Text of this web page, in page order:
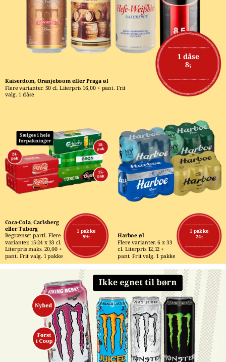
1 dåse
8,-
Kaiserdom, Oranjeboom eller Praga øl
Flere varianter. 50 cl. Literpris 16,00 + pant. Frit
valg. 1 dåse
1 pakke
99,-
Coca-Cola, Carlsberg
eller Tuborg
Begrænset parti. Flere
varianter. 15-24 x 33 cl.
Literpris maks. 20,00 +
pant. Frit valg. 1 pakke
1 pakke
24,-
Harboe øl
Flere varianter. 6 x 33
cl. Literpris 12,12 +
pant. Frit valg. 1 pakke